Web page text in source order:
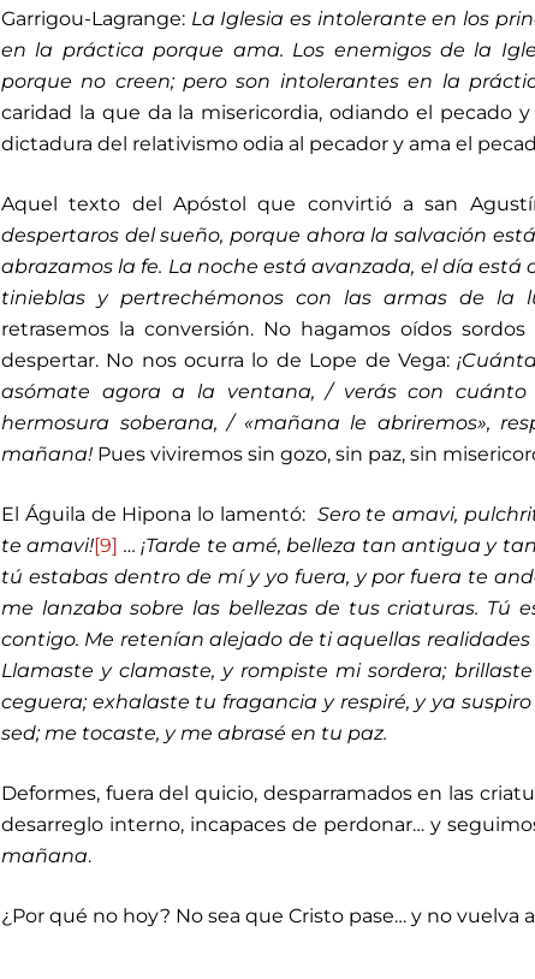
Garrigou-Lagrange: La Iglesia es intolerante en los
en la práctica porque ama. Los enemigos de la
porque no creen; pero son intolerantes en la
caridad la que da la misericordia, odiando el pecado
dictadura del relativismo odia al pecador y ama el
Aquel texto del Apóstol que convirtió a san
despertaros del sueño, porque ahora la salvación
abrazamos la fe. La noche está avanzada, el día está
tinieblas y pertrechémonos con las armas de la
retrasemos la conversión. No hagamos oídos
despertar. No nos ocurra lo de Lope de Vega:
asómate agora a la ventana, / verás con cuánto
hermosura soberana, / «mañana le abriremos»,
mañana! Pues viviremos sin gozo, sin paz, sin
El Águila de Hipona lo lamentó: Sero te amavi,
te amavi![9] … ¡Tarde te amé, belleza tan antigua y
tú estabas dentro de mí y yo fuera, y por fuera te
me lanzaba sobre las bellezas de tus criaturas. Tú
contigo. Me retenían alejado de ti aquellas realidades
Llamaste y clamaste, y rompiste mi sordera;
ceguera; exhalaste tu fragancia y respiré, y ya
sed; me tocaste, y me abrasé en tu paz.
Deformes, fuera del quicio, desparramados en las
desarreglo interno, incapaces de perdonar… y
mañana.
¿Por qué no hoy? No sea que Cristo pase… y no vuelva